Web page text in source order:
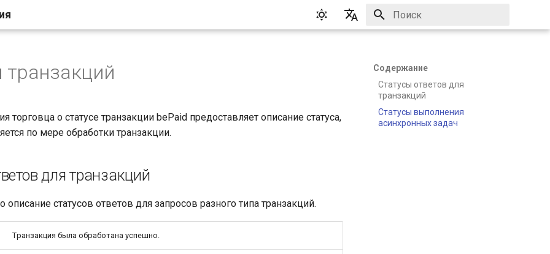
Содержание
Статусы ответов для
транзакций
Статусы выполнения
асинхронных задач
транзакций
торговца о статусе транзакции bePaid предоставляет описание статуса,
по мере обработки транзакции.
для транзакций
статусов ответов для запросов разного типа транзакций.
Tранзакция была обработана успешно.